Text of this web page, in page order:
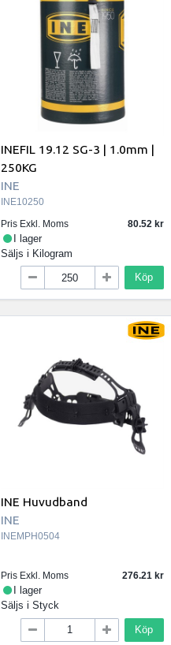
INEFIL 19.12 SG-3 | 1.0mm |
250KG
INE
INE10250
Pris Exkl. Moms
80.52
I lager
Säljs i Kilogram
Köp
INE Huvudband
INE
INEMPH0504
Pris Exkl. Moms 276.21
I lager
Säljs i Styck
Köp